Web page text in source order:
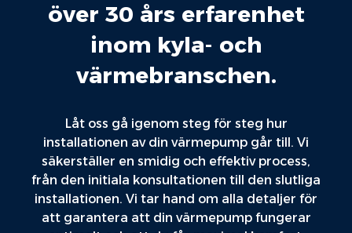
över 30 års erfarenhet
inom kyla- och
värmebranschen.
Låt oss gå igenom steg för steg hur
installationen av din värmepump går till. Vi
säkerställer en smidig och effektiv process,
från den initiala konsultationen till den slutliga
installationen. Vi tar hand om alla detaljer för
att garantera att din värmepump fungerar